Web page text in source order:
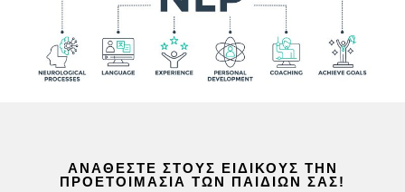
ΑΝΑΘΈΣΤΕ ΣΤΟΥΣ ΕΙΔΙΚΟΎΣ ΤΗΝ
ΠΡΟΕΤΟΙΜΑΣΊΑ ΤΩΝ ΠΑΙΔΙΏΝ ΣΑΣ!